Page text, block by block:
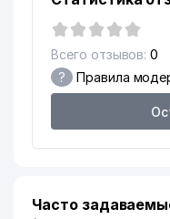
Всего отзывов: 0
? Правила
Часто